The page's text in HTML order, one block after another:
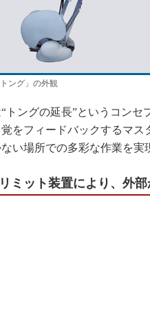
トング」の外観
ングの延長”というコンセ
をフィードバックするマ
い場所での多彩な作業を実
ミット装置により、外